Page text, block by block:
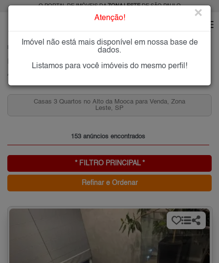
O PORTAL DE IMÓVEIS DAZONA LESTEDE SÃO PAULO
ALTO DA MOÓCA
Imóveis à Venda no Alto da Moóca, Zona Leste de São Paulo
Alto da Moóca, Zona Leste
Casas 3 Quartos no Alto da Mooca para Venda, Zona
Leste, SP
153 anúncios encontrados
* FILTRO PRINCIPAL *
Refinar e Ordenar
Atenção! ×
Imóvel não está mais disponível em nossa base de
dados.
Listamos para você imóveis do mesmo perfil!